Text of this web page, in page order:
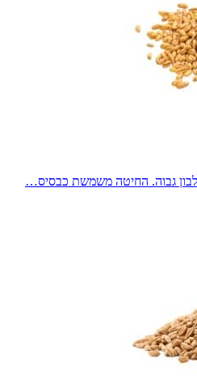
גבוה. החיטה משמשת כבסיס…